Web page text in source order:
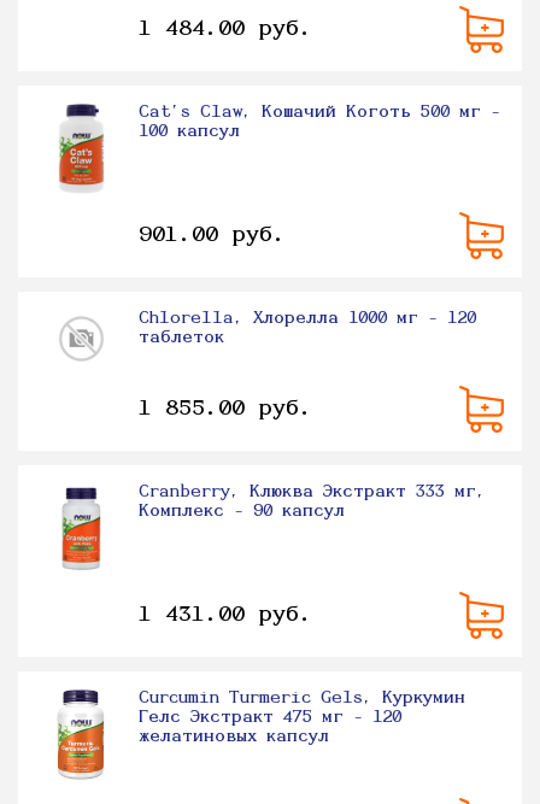
1 484.00 руб.
Cat's Claw, Кошачий Коготь 500 мг -
100 капсул
901.00 руб.
Chlorella, Хлорелла 1000 мг - 120
таблеток
1 855.00 руб.
Cranberry, Клюква Экстракт 333 мг,
Комплекс - 90 капсул
1 431.00 руб.
Curcumin Turmeric Gels, Куркумин
Гелс Экстракт 475 мг - 120
желатиновых капсул